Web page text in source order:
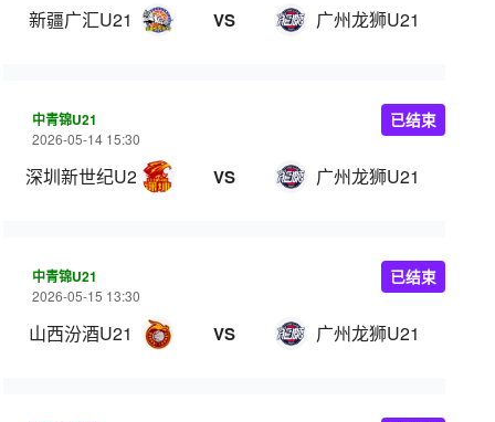
新疆广汇U21 VS 广州龙狮U21
中青锦U21
2026-05-14 15:30
深圳新世纪U21 VS 广州龙狮U21
已结束
中青锦U21
2026-05-15 13:30
山西汾酒U21 VS 广州龙狮U21
已结束